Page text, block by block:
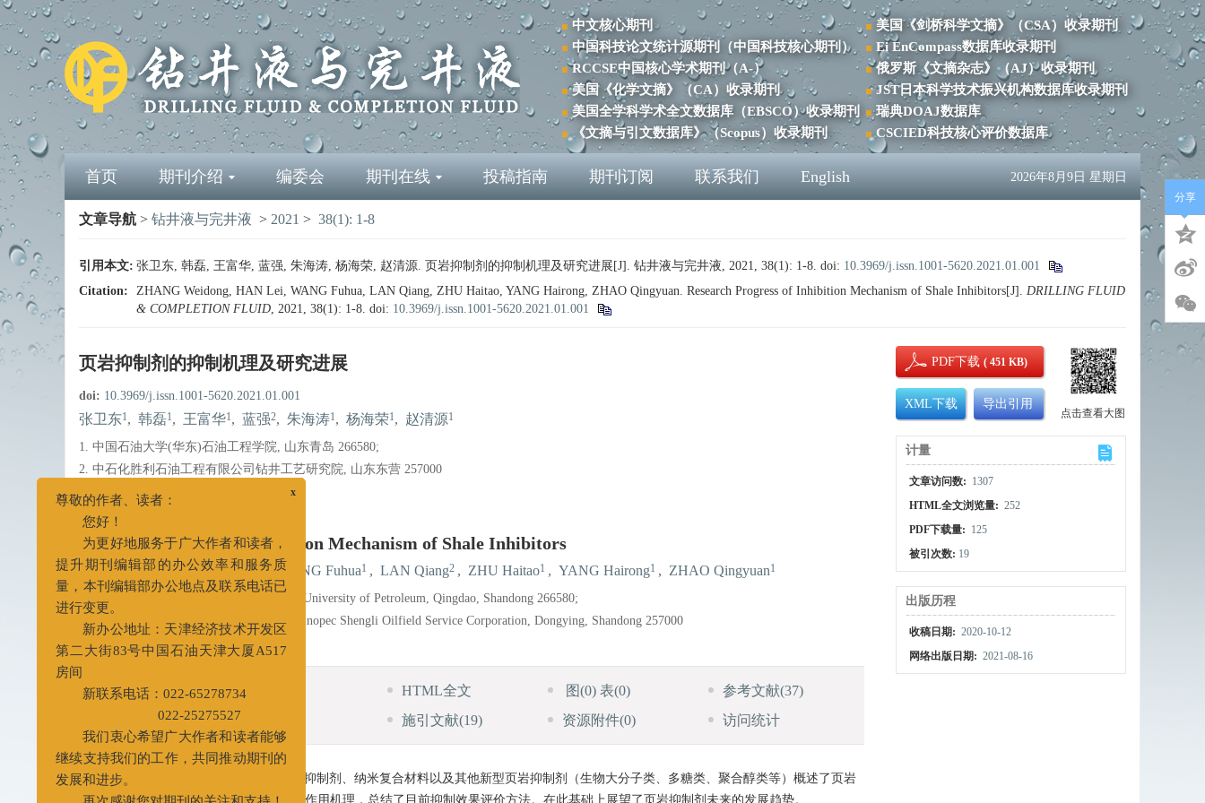
中文核心期刊
中国科技论文统计源期刊（中国科技核心期刊）
RCCSE中国核心学术期刊（A-）
美国《化学文摘》（CA）收录期刊
美国全学科学术全文数据库（EBSCO）收录期刊
《文摘与引文数据库》（Scopus）收录期刊
美国《剑桥科学文摘》（CSA）收录期刊
Ei EnCompass数据库收录期刊
俄罗斯《文摘杂志》（AJ）收录期刊
JST日本科学技术振兴机构数据库收录期刊
瑞典DOAJ数据库
CSCIED科技核心评价数据库
首页 期刊介绍 编委会 期刊在线 投稿指南 期刊订阅 联系我们 English 2026年8月9日 星期日
文章导航 > 钻井液与完井液 > 2021 > 38(1): 1-8
引用本文: 张卫东, 韩磊, 王富华, 蓝强, 朱海涛, 杨海荣, 赵清源. 页岩抑制剂的抑制机理及研究进展[J]. 钻井液与完井液, 2021, 38(1): 1-8. doi: 10.3969/j.issn.1001-5620.2021.01.001
Citation:
ZHANG Weidong, HAN Lei, WANG Fuhua, LAN Qiang, ZHU Haitao, YANG Hairong, ZHAO Qingyuan. Research Progress of Inhibition Mechanism of Shale Inhibitors[J]. DRILLING FLUID
& COMPLETION FLUID, 2021, 38(1): 1-8. doi: 10.3969/j.issn.1001-5620.2021.01.001
页岩抑制剂的抑制机理及研究进展
doi: 10.3969/j.issn.1001-5620.2021.01.001
张卫东1, 韩磊1, 王富华1, 蓝强2, 朱海涛1, 杨海荣1, 赵清源1
1. 中国石油大学(华东)石油工程学院, 山东青岛 266580;
2. 中石化胜利石油工程有限公司钻井工艺研究院, 山东东营 257000
详细信息
Research Progress of Inhibition Mechanism of Shale Inhibitors
ZHANG Weidong1 , HAN Lei1 , WANG Fuhua1 , LAN Qiang2 , ZHU Haitao1 , YANG Hairong1 , ZHAO Qingyuan1
1. School of Petroleum Engineering, China University of Petroleum, Qingdao, Shandong 266580;
2. Drilling Technology Research Institute, Sinopec Shengli Oilfield Service Corporation, Dongying, Shandong 257000
摘要
摘要 HTML全文 图(0) 表(0) 参考文献(37)
施引文献(19) 资源附件(0) 访问统计
摘要:从胺类页岩抑制剂、离子液体页岩抑制剂、纳米复合材料以及其他新型页岩抑制剂（生物大分子类、多糖类、聚合醇类等）概述了页岩
抑制剂的研究进展，分析了各种抑制剂的作用机理，总结了目前抑制效果评价方法。在此基础上展望了页岩抑制剂未来的发展趋势。
PDF下载( 451 KB)
XML下载 导出引用
点击查看大图
计量
文章访问数: 1307
HTML全文浏览量: 252
PDF下载量: 125
被引次数: 19
出版历程
收稿日期: 2020-10-12
网络出版日期: 2021-08-16
分享
尊敬的作者、读者：
您好！
为更好地服务于广大作者和读者，
提升期刊编辑部的办公效率和服务质
量，本刊编辑部办公地点及联系电话已
进行变更。
新办公地址：天津经济技术开发区
第二大街83号中国石油天津大厦A517
房间
新联系电话：022-65278734
022-25275527
我们衷心希望广大作者和读者能够
继续支持我们的工作，共同推动期刊的